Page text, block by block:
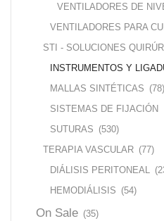
VENTILADORES DE
VENTILADORES PARA
STI - SOLUCIONES
INSTRUMENTOS Y
MALLAS SINTÉTICAS (78)
SISTEMAS DE FIJACIÓN
SUTURAS (530)
TERAPIA VASCULAR (77)
DIÁLISIS PERITONEAL
HEMODIÁLISIS (54)
On Sale (35)